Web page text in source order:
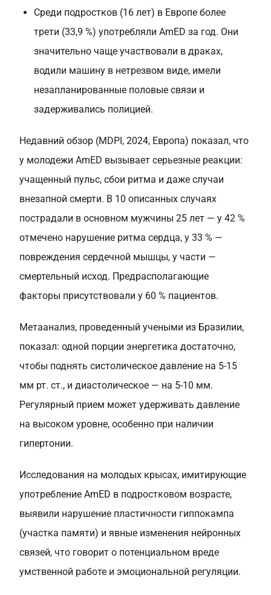
Среди подростков (16 лет) в Европе более
трети (33,9 %) употребляли AmED за год. Они
значительно чаще участвовали в драках,
водили машину в нетрезвом виде, имели
незапланированные половые связи и
задерживались полицией.
Недавний обзор (MDPI, 2024, Европа) показал, что
у молодежи AmED вызывает серьезные реакции:
учащенный пульс, сбои ритма и даже случаи
внезапной смерти. В 10 описанных случаях
пострадали в основном мужчины 25 лет — у 42 %
отмечено нарушение ритма сердца, у 33 % —
повреждения сердечной мышцы, у части —
смертельный исход. Предрасполагающие
факторы присутствовали у 60 % пациентов.
Метаанализ, проведенный учеными из Бразилии,
показал: одной порции энергетика достаточно,
чтобы поднять систолическое давление на 5-15
мм рт. ст., и диастолическое — на 5-10 мм.
Регулярный прием может удерживать давление
на высоком уровне, особенно при наличии
гипертонии.
Исследования на молодых крысах, имитирующие
употребление AmED в подростковом возрасте,
выявили нарушение пластичности гиппокампа
(участка памяти) и явные изменения нейронных
связей, что говорит о потенциальном вреде
умственной работе и эмоциональной регуляции.